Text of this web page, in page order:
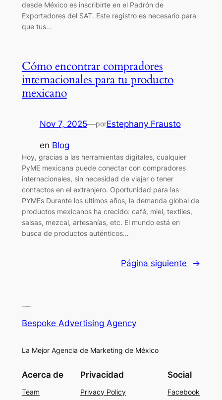
desde México es inscribirte en el Padrón de
Exportadores del SAT. Este registro es necesario para
que tus…
Cómo encontrar compradores
internacionales para tu producto
mexicano
Nov 7, 2025—porEstephany Frausto
en Blog
Hoy, gracias a las herramientas digitales, cualquier
PyME mexicana puede conectar con compradores
internacionales, sin necesidad de viajar o tener
contactos en el extranjero. Oportunidad para las
PYMEs Durante los últimos años, la demanda global de
productos mexicanos ha crecido: café, miel, textiles,
salsas, mezcal, artesanías, etc. El mundo está en
busca de productos auténticos…
Página siguiente →
Bespoke Advertising Agency
La Mejor Agencia de Marketing de México
Acerca de
Team
Privacidad
Privacy Policy
Social
Facebook